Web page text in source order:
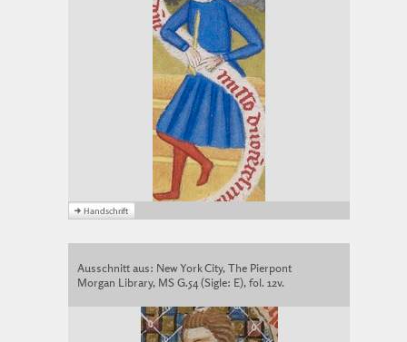
Ausschnitt aus: New York City, The Pierpont
Morgan Library, MS G.54 (Sigle: E), fol. 12v.